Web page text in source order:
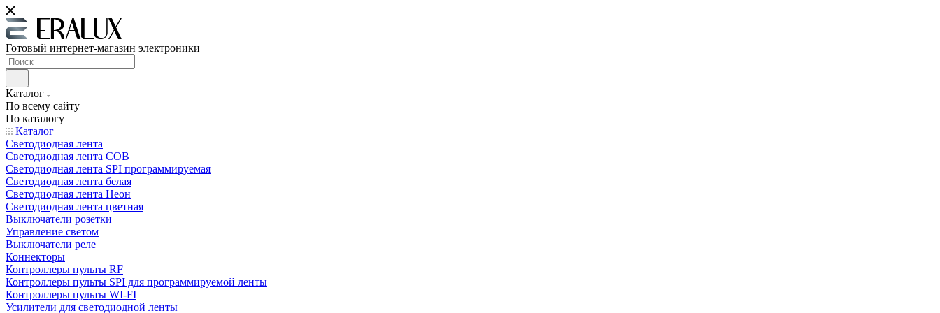
Готовый интернет-магазин электроники
Каталог
По всему сайту
По каталогу
Каталог
Светодиодная лента
Светодиодная лента COB
Светодиодная лента SPI программируемая
Светодиодная лента белая
Светодиодная лента Неон
Светодиодная лента цветная
Выключатели розетки
Управление светом
Выключатели реле
Коннекторы
Контроллеры пульты RF
Контроллеры пульты SPI для программируемой ленты
Контроллеры пульты WI-FI
Усилители для светодиодной ленты